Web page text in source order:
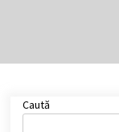
2 ani ago
Caută